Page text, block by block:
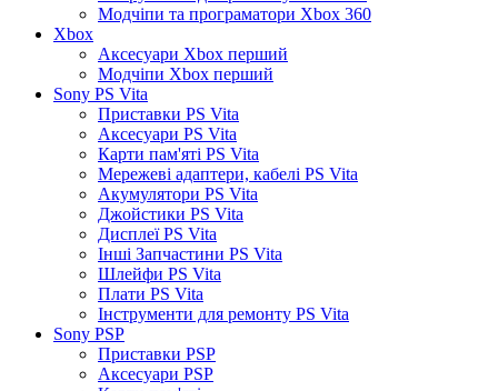
Модчіпи та програматори Xbox 360
Xbox
Аксесуари Xbox перший
Модчіпи Xbox перший
Sony PS Vita
Приставки PS Vita
Аксесуари PS Vita
Карти пам'яті PS Vita
Мережеві адаптери, кабелі PS Vita
Акумулятори PS Vita
Джойстики PS Vita
Дисплеї PS Vita
Інші Запчастини PS Vita
Шлейфи PS Vita
Плати PS Vita
Інструменти для ремонту PS Vita
Sony PSP
Приставки PSP
Аксесуари PSP